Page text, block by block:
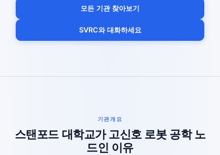
모든 기관 찾아보기
SVRC와 대화하세요
기관개요
스탠포드 대학교가 고신호 로봇 공학 노
드인 이유